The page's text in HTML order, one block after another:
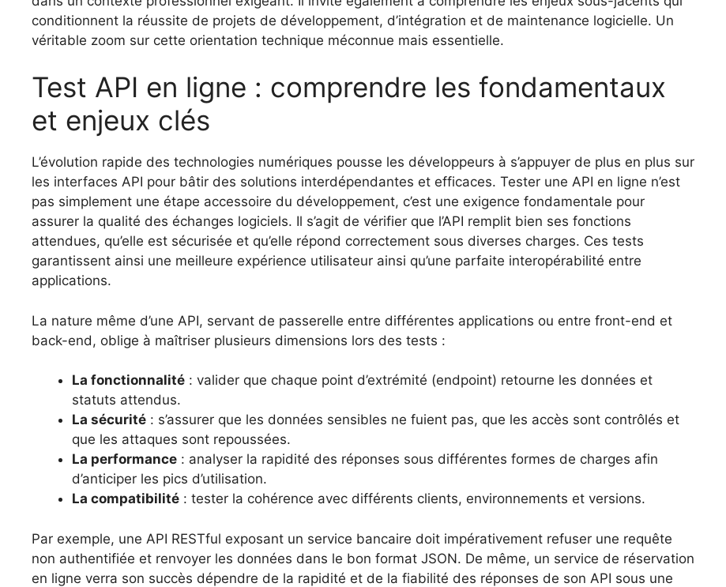
conditionnent la réussite de projets de développement, d’intégration et de maintenance logicielle. Un
véritable zoom sur cette orientation technique méconnue mais essentielle.
Test API en ligne : comprendre les fondamentaux
et enjeux clés
L’évolution rapide des technologies numériques pousse les développeurs à s’appuyer de plus en plus sur
les interfaces API pour bâtir des solutions interdépendantes et efficaces. Tester une API en ligne n’est
pas simplement une étape accessoire du développement, c’est une exigence fondamentale pour
assurer la qualité des échanges logiciels. Il s’agit de vérifier que l’API remplit bien ses fonctions
attendues, qu’elle est sécurisée et qu’elle répond correctement sous diverses charges. Ces tests
garantissent ainsi une meilleure expérience utilisateur ainsi qu’une parfaite interopérabilité entre
applications.
La nature même d’une API, servant de passerelle entre différentes applications ou entre front-end et
back-end, oblige à maîtriser plusieurs dimensions lors des tests :
La fonctionnalité : valider que chaque point d’extrémité (endpoint) retourne les données et
statuts attendus.
La sécurité : s’assurer que les données sensibles ne fuient pas, que les accès sont contrôlés et
que les attaques sont repoussées.
La performance : analyser la rapidité des réponses sous différentes formes de charges afin
d’anticiper les pics d’utilisation.
La compatibilité : tester la cohérence avec différents clients, environnements et versions.
Par exemple, une API RESTful exposant un service bancaire doit impérativement refuser une requête
non authentifiée et renvoyer les données dans le bon format JSON. De même, un service de réservation
en ligne verra son succès dépendre de la rapidité et de la fiabilité des réponses de son API sous une